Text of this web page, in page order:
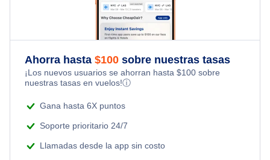
Flights Under $199
Flights from Toronto to Shanghai
Flights from Nueva York to Singapur
Flights from Nueva York to Tel Aviv
Flights from Nueva York to Estanbul
Adventure Vacations
Ahorra hasta $100 sobre nuestras tasas
¡Los nuevos usuarios se ahorran hasta $100 sobre
nuestras tasas en vuelos!ⓘ
Gana hasta 6X puntos
Soporte prioritario 24/7
Llamadas desde la app sin costo